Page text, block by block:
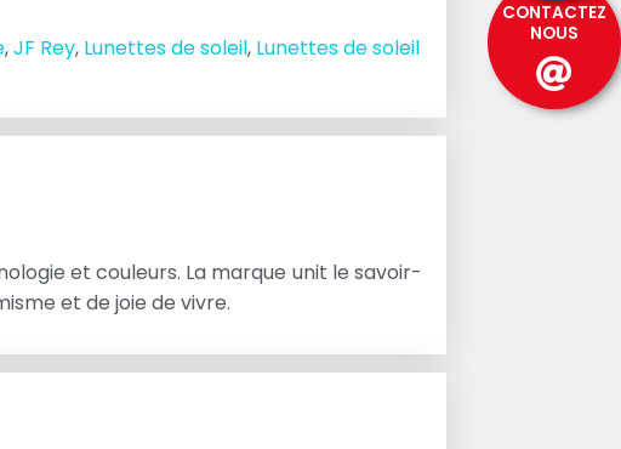
,JF Rey, Lunettes de soleil, Lunettes de soleil
et couleurs. La marque unit le savoir-
et de joie de vivre.
CONTACTEZ
NOUS